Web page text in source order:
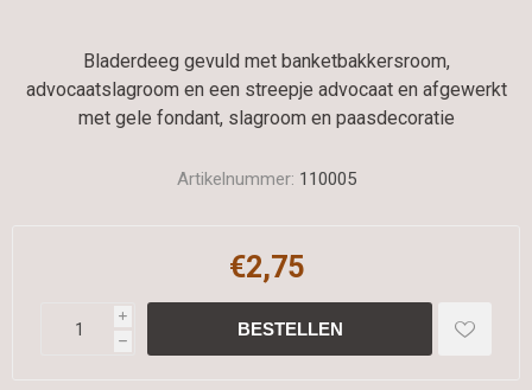
Bladerdeeg gevuld met banketbakkersroom,
advocaatslagroom en een streepje advocaat en afgewerkt
met gele fondant, slagroom en paasdecoratie
Artikelnummer: 110005
€2,75
i
h